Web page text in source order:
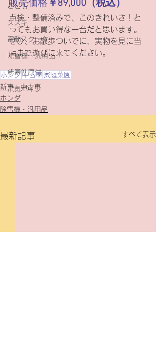
こども
スズキ
電動スクーター
除雪機・汎用品
新基準原付
電気バイク
販売価格 ￥89,000（税込）
点検・整備済みで、このきれいさ！と
ってもお買い得な一台だと思います。
ぜひ、お散歩ついでに、実物を見に当
店まで遊びに来てください。
ホンダ 中古車 家庭菜園
新車・中古車
ホンダ
除雪機・汎用品
最新記事 すべて表示